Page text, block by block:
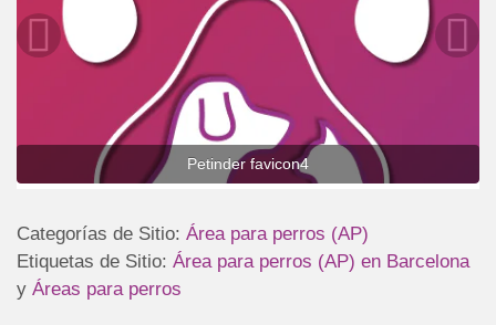
Petinder favicon4
Categorías de Sitio: Área para perros (AP)
Etiquetas de Sitio: Área para perros (AP) en Barcelona
y Áreas para perros